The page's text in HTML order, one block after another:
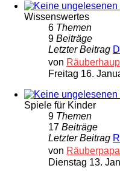
Wissenswertes
6 Themen
9 Beiträge
Letzter Beitrag
von
Freitag 16.
Spiele für Kinder
9 Themen
17 Beiträge
Letzter Beitrag
von Räuberpapa
Dienstag 13.